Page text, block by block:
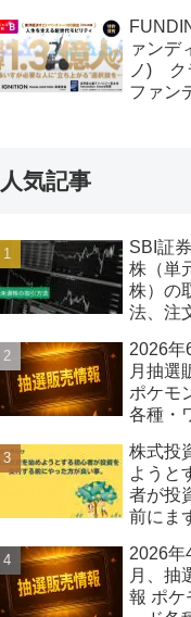
報
会社
ァンデ
ノ) ク
ファン
人気記事
SBI証
株（単
株）の
法、注
いて
2026年
月抽選
ポケモ
各種・
その他
株式投
ようと
者が投
前にま
2026年
月、抽
報 ポケ